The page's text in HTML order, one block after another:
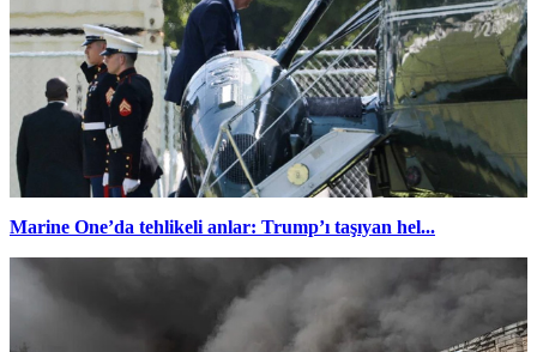
Marine One’da tehlikeli anlar: Trump’ı taşıyan hel...